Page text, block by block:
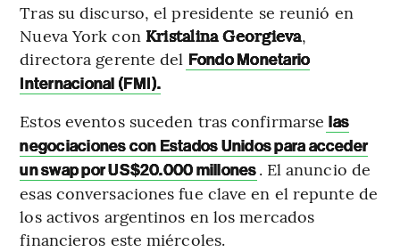
Tras su discurso, el presidente se reunió en
Nueva York con Kristalina Georgieva,
directora gerente del Fondo Monetario
Internacional (FMI).
Estos eventos suceden tras confirmarse las
negociaciones con Estados Unidos para acceder
un swap por US$20.000 millones. El anuncio de
esas conversaciones fue clave en el repunte de
los activos argentinos en los mercados
financieros este miércoles.